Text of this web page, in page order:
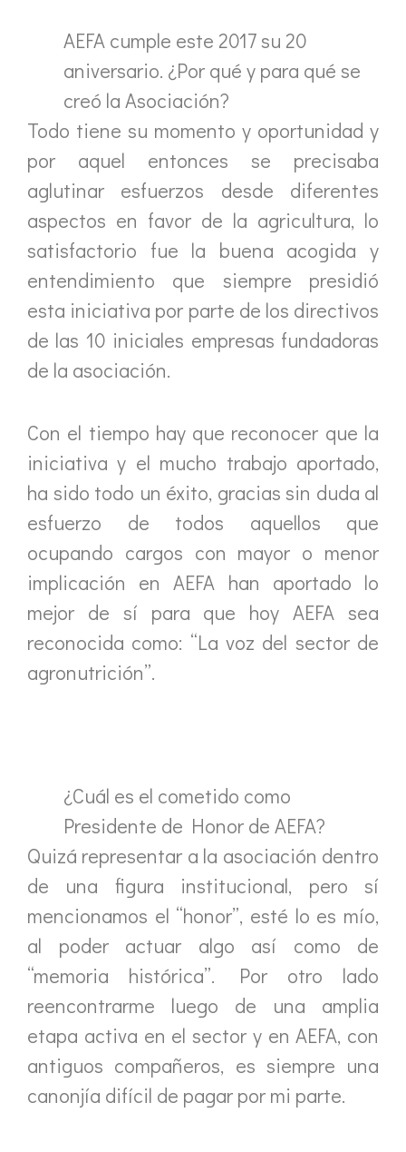
AEFA cumple este 2017 su 20
aniversario. ¿Por qué y para qué se
creó la Asociación?
Todo tiene su momento y oportunidad y
por aquel entonces se precisaba
aglutinar esfuerzos desde diferentes
aspectos en favor de la agricultura, lo
satisfactorio fue la buena acogida y
entendimiento que siempre presidió
esta iniciativa por parte de los directivos
de las 10 iniciales empresas fundadoras
de la asociación.
Con el tiempo hay que reconocer que la
iniciativa y el mucho trabajo aportado,
ha sido todo un éxito, gracias sin duda al
esfuerzo de todos aquellos que
ocupando cargos con mayor o menor
implicación en AEFA han aportado lo
mejor de sí para que hoy AEFA sea
reconocida como: “La voz del sector de
agronutrición”.
¿Cuál es el cometido como
Presidente de Honor de AEFA?
Quizá representar a la asociación dentro
de una figura institucional, pero sí
mencionamos el “honor”, esté lo es mío,
al poder actuar algo así como de
“memoria histórica”. Por otro lado
reencontrarme luego de una amplia
etapa activa en el sector y en AEFA, con
antiguos compañeros, es siempre una
canonjía difícil de pagar por mi parte.